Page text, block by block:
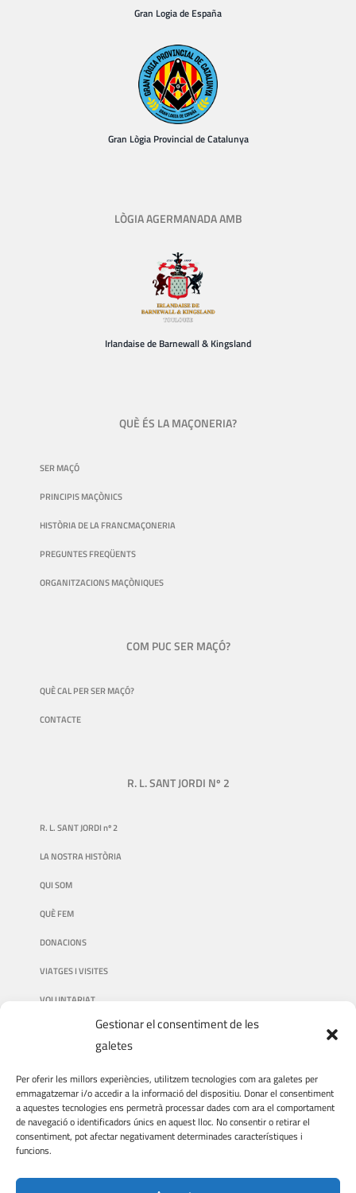
Gestionar el consentiment de les
galetes
Per oferir les millors experiències, utilitzem tecnologies com ara galetes per
emmagatzemar i/o accedir a la informació del dispositiu. Donar el consentiment
a aquestes tecnologies ens permetrà processar dades com ara el comportament
de navegació o identificadors únics en aquest lloc. No consentir o retirar el
consentiment, pot afectar negativament determinades característiques i
funcions.
Gran Logia de España
Gran Lògia Provincial de Catalunya
LÒGIA AGERMANADA AMB
Irlandaise de Barnewall & Kingsland
QUÈ ÉS LA MAÇONERIA?
SER MAÇÓ
PRINCIPIS MAÇÒNICS
HISTÒRIA DE LA FRANCMAÇONERIA
PREGUNTES FREQÜENTS
ORGANITZACIONS MAÇÒNIQUES
COM PUC SER MAÇÓ?
QUÈ CAL PER SER MAÇÓ?
CONTACTE
R. L. SANT JORDI Nº 2
R. L. SANT JORDI nº 2
LA NOSTRA HISTÒRIA
QUI SOM
QUÈ FEM
DONACIONS
VIATGES I VISITES
VOLUNTARIAT
AVÍS LEGAL
POLÍTICA DE PRIVACITAT